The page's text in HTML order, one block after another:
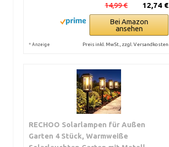
12,74 €
14,99 €
Bei Amazon
ansehen
* Anzeige Preis inkl. MwSt., zzgl. Versandkosten
RECHOO Solarlampen für Außen
Garten 4 Stück, Warmweiße